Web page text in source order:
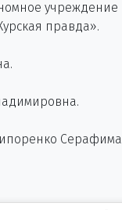
учреждение
правда».
Серафима